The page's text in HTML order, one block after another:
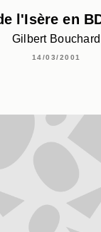
l'Isère en
Gilbert Bouchard
14/03/2001